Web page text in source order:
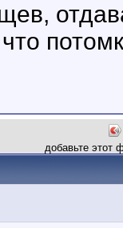
добавьте этот